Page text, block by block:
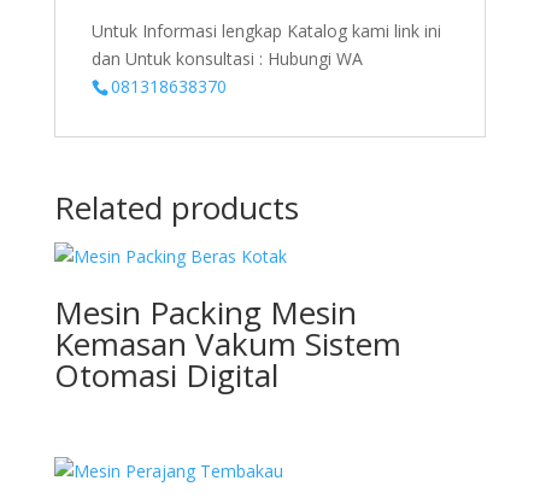
Untuk Informasi lengkap Katalog kami link ini
dan Untuk konsultasi : Hubungi WA
081318638370
Related products
Mesin Packing Mesin
Kemasan Vakum Sistem
Otomasi Digital